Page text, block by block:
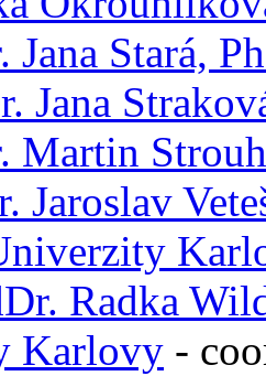
Jana Stará,
Jana
Martin
Jaroslav
Radka
Karlovy -